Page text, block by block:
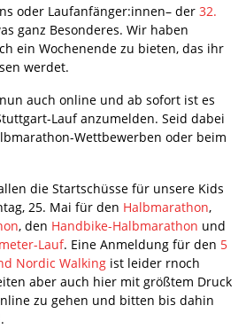
oder Laufanfänger:innen– der 32.
ganz Besonderes. Wir haben
ein Wochenende zu bieten, das ihr
werdet.
auch online und ab sofort ist es
Lauf anzumelden. Seid dabei
Wettbewerben oder beim
die Startschüsse für unsere Kids
25. Mai für den Halbmarathon,
, den Handbike-Halbmarathon und
Lauf. Eine Anmeldung für den 5
Nordic Walking ist leider rnoch
aber auch hier mit größtem Druck
zu gehen und bitten bis dahin